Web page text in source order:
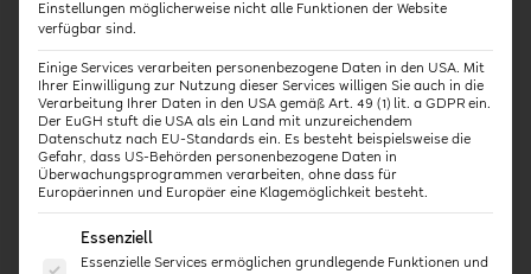
70 Tage ab
Kaufzeitpunkt
Teilnahmebestätigung
mit Zeitnachweis für
jedes Team-Mitglied
Dieser Kurs in in
Kooperation mit consileo
Einstellungen möglicherweise nicht alle Funktionen der Website
verfügbar sind.
Einige Services verarbeiten personenbezogene Daten in den USA. Mit
Ihrer Einwilligung zur Nutzung dieser Services willigen Sie auch in die
Verarbeitung Ihrer Daten in den USA gemäß Art. 49 (1) lit. a GDPR ein.
Der EuGH stuft die USA als ein Land mit unzureichendem
Datenschutz nach EU-Standards ein. Es besteht beispielsweise die
Gefahr, dass US-Behörden personenbezogene Daten in
Überwachungsprogrammen verarbeiten, ohne dass für
Europäerinnen und Europäer eine Klagemöglichkeit besteht.
Es folgt eine Liste der Service-Gruppen, für die eine
Essenziell
Essenzielle Services ermöglichen grundlegende Funktionen und